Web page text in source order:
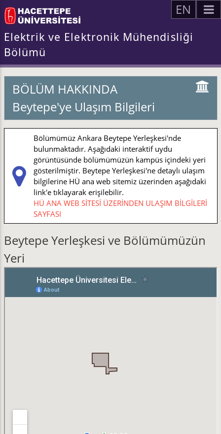
EN
Elektrik ve Elektronik Mühendisliği
Bölümü
BÖLÜM HAKKINDA
Beytepe'ye Ulaşım Bilgileri
Bölümümüz Ankara Beytepe Yerleşkesi'nde
bulunmaktadır. Aşağıdaki interaktif uydu
görüntüsünde bölümümüzün kampüs içindeki yeri
gösterilmiştir. Beytepe Yerleşkesi'ne detaylı ulaşım
bilgilerine HÜ ana web sitemiz üzerinden aşağıdaki
link'e tıklayarak erişilebilir.
HÜ ANA WEB SİTESİ ÜZERİNDEN ULAŞIM BİLGİLERİ
SAYFASI
Beytepe Yerleşkesi ve Bölümümüzün
Yeri